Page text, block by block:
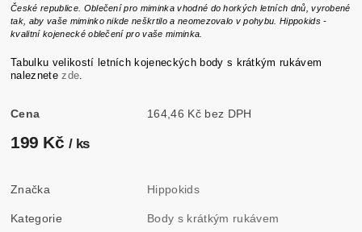
České republice. Oblečení pro miminka vhodné do horkých letních dnů, vyrobené
tak, aby vaše miminko nikde neškrtilo a neomezovalo v pohybu. Hippokids -
kvalitní kojenecké oblečení pro vaše miminka.
Tabulku velikostí letních kojeneckých body s krátkým rukávem
naleznete zde
Cena 164,46 Kč bez DPH
199 Kč / ks
Značka Hippokids
Kategorie Body s krátkým rukávem